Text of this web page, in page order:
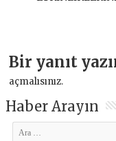
Bir yanıt
açmalısınız.
Haber Arayın